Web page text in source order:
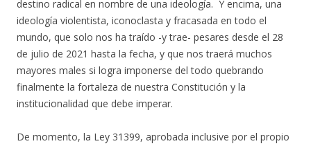
destino radical en nombre de una ideología. Y encima, una
ideología violentista, iconoclasta y fracasada en todo el
mundo, que solo nos ha traído -y trae- pesares desde el 28
de julio de 2021 hasta la fecha, y que nos traerá muchos
mayores males si logra imponerse del todo quebrando
finalmente la fortaleza de nuestra Constitución y la
institucionalidad que debe imperar.
De momento, la Ley 31399, aprobada inclusive por el propio